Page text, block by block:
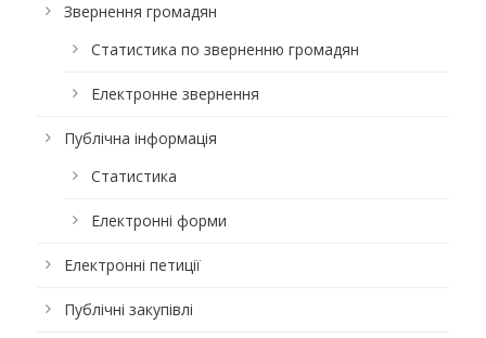
Звернення громадян
Статистика по зверненню громадян
Електронне звернення
Публічна інформація
Статистика
Електронні форми
Електронні петиції
Публічні закупівлі